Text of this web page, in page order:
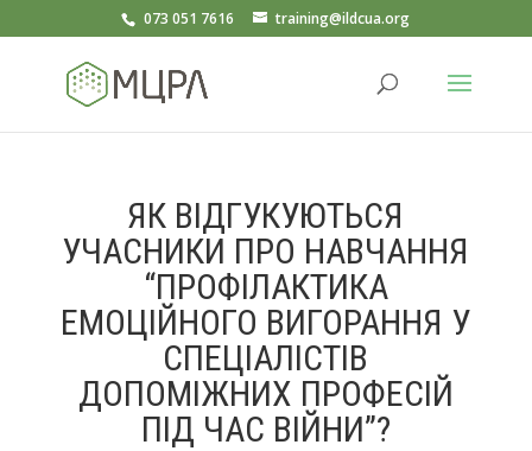
073 051 7616 training@ildcua.org
ЯК ВІДГУКУЮТЬСЯ
УЧАСНИКИ ПРО НАВЧАННЯ
“ПРОФІЛАКТИКА
ЕМОЦІЙНОГО ВИГОРАННЯ У
СПЕЦІАЛІСТІВ
ДОПОМІЖНИХ ПРОФЕСІЙ
ПІД ЧАС ВІЙНИ”?